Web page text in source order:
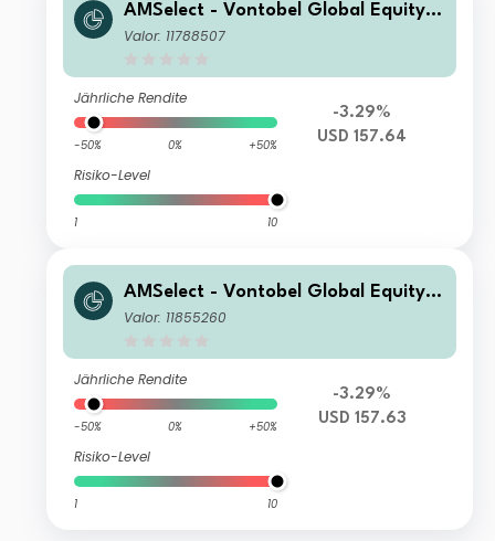
AMSelect - Vontobel Global Equity E
merging I Distribution USD
Valor: 11788507
Jährliche Rendite
-50% 0% +50%
Risiko-Level
1 10
-3.29%
USD 157.64
AMSelect - Vontobel Global Equity E
merging Privilege Distribution USD
Valor: 11855260
Jährliche Rendite
-50% 0% +50%
Risiko-Level
1 10
-3.29%
USD 157.63